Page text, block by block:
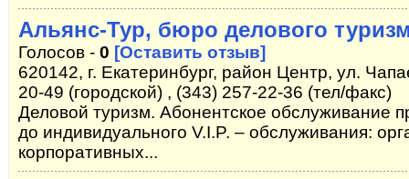
Альянс-Тур, бюро делового
Голосов - 0 [Оставить отзыв]
620142, г. Екатеринбург, район Центр, ул.
20-49 (городской) , (343) 257-22-36 (тел/факс)
Деловой туризм. Абонентское обслуживание
до индивидуального V.I.P. – обслуживания:
корпоративных...